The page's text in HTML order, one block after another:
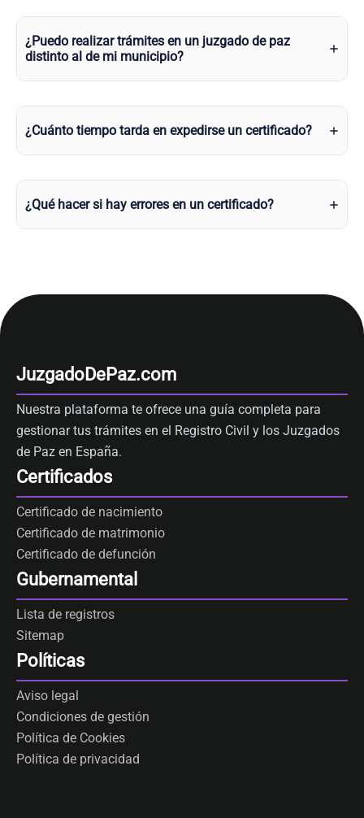
¿Puedo realizar trámites en un juzgado de paz
distinto al de mi municipio?
¿Cuánto tiempo tarda en expedirse un certificado?
¿Qué hacer si hay errores en un certificado?
JuzgadoDePaz.com
Nuestra plataforma te ofrece una guía completa para
gestionar tus trámites en el Registro Civil y los Juzgados
de Paz en España.
Certificados
Certificado de nacimiento
Certificado de matrimonio
Certificado de defunción
Gubernamental
Lista de registros
Sitemap
Políticas
Aviso legal
Condiciones de gestión
Política de Cookies
Política de privacidad